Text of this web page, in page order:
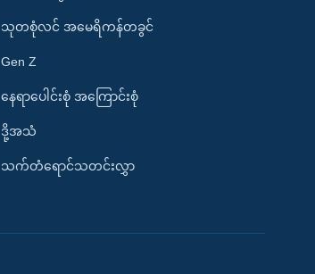
သုတစုံလင် အမေရိကန်တခွင်
Gen Z
နေရာပေါင်းစုံ အကြောင်းစုံ
ဒို့အသံ
သက်တံရောင်သတင်းလွှာ